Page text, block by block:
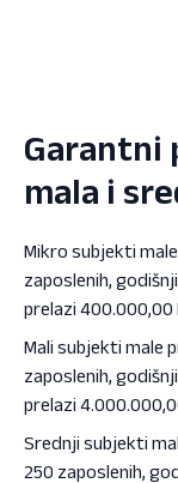
Garantni
mala i
Mikro subjekti
zaposlenih,
prelazi 400.000,00
Mali subjekti male
zaposlenih,
prelazi
Srednji subjekti
250 zaposlenih,